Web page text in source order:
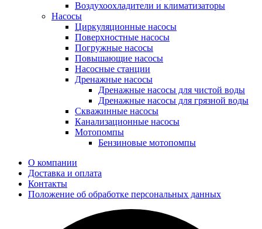
Воздухоохладители и климатизаторы
Насосы
Циркуляционные насосы
Поверхностные насосы
Погружные насосы
Повышающие насосы
Насосные станции
Дренажные насосы
Дренажные насосы для чистой воды
Дренажные насосы для грязной воды
Скважинные насосы
Канализационные насосы
Мотопомпы
Бензиновые мотопомпы
О компании
Доставка и оплата
Контакты
Положение об обработке персональных данных